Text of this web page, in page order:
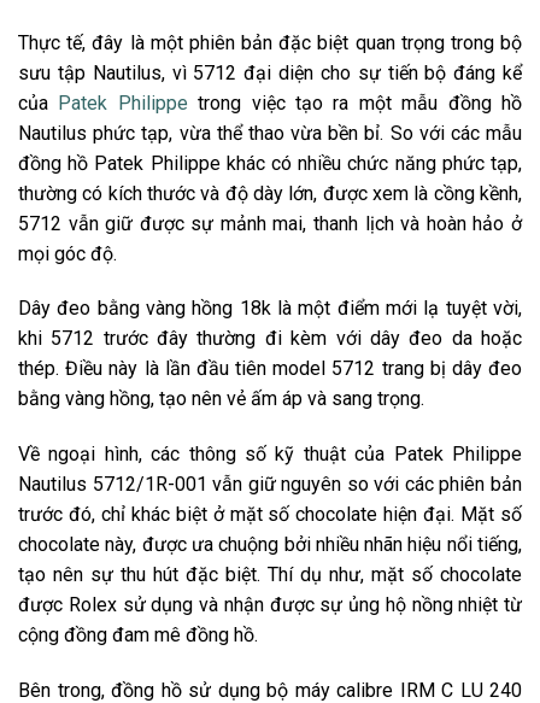
Thực tế, đây là một phiên bản đặc biệt quan trọng trong bộ
sưu tập Nautilus, vì 5712 đại diện cho sự tiến bộ đáng kể
của Patek Philippe trong việc tạo ra một mẫu đồng hồ
Nautilus phức tạp, vừa thể thao vừa bền bỉ. So với các mẫu
đồng hồ Patek Philippe khác có nhiều chức năng phức tạp,
thường có kích thước và độ dày lớn, được xem là cồng kềnh,
5712 vẫn giữ được sự mảnh mai, thanh lịch và hoàn hảo ở
mọi góc độ.
Dây đeo bằng vàng hồng 18k là một điểm mới lạ tuyệt vời,
khi 5712 trước đây thường đi kèm với dây đeo da hoặc
thép. Điều này là lần đầu tiên model 5712 trang bị dây đeo
bằng vàng hồng, tạo nên vẻ ấm áp và sang trọng.
Về ngoại hình, các thông số kỹ thuật của Patek Philippe
Nautilus 5712/1R-001 vẫn giữ nguyên so với các phiên bản
trước đó, chỉ khác biệt ở mặt số chocolate hiện đại. Mặt số
chocolate này, được ưa chuộng bởi nhiều nhãn hiệu nổi tiếng,
tạo nên sự thu hút đặc biệt. Thí dụ như, mặt số chocolate
được Rolex sử dụng và nhận được sự ủng hộ nồng nhiệt từ
cộng đồng đam mê đồng hồ.
Bên trong, đồng hồ sử dụng bộ máy calibre IRM C LU 240